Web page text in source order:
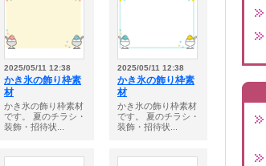
2025/05/11 12:38
かき氷の飾り枠素
材
かき氷の飾り枠素材
です。 夏のチラシ・
装飾・招待状...
2025/05/11 12:38
かき氷の飾り枠素
材
かき氷の飾り枠素材
です。 夏のチラシ・
装飾・招待状...